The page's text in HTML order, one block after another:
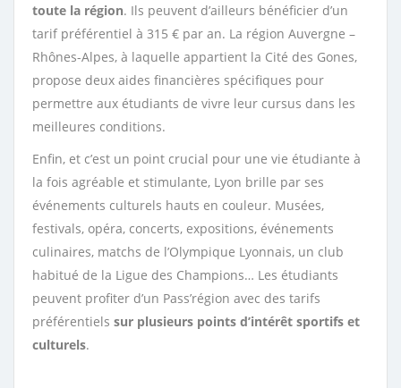
toute la région. Ils peuvent d’ailleurs bénéficier d’un
tarif préférentiel à 315 € par an. La région Auvergne –
Rhônes-Alpes, à laquelle appartient la Cité des Gones,
propose deux aides financières spécifiques pour
permettre aux étudiants de vivre leur cursus dans les
meilleures conditions.
Enfin, et c’est un point crucial pour une vie étudiante à
la fois agréable et stimulante, Lyon brille par ses
événements culturels hauts en couleur. Musées,
festivals, opéra, concerts, expositions, événements
culinaires, matchs de l’Olympique Lyonnais, un club
habitué de la Ligue des Champions… Les étudiants
peuvent profiter d’un Pass’région avec des tarifs
préférentiels sur plusieurs points d’intérêt sportifs et
culturels.